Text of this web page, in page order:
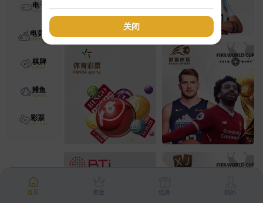
电子
电竞
棋牌
捕鱼
彩票
首页 资金 优惠 我的
关闭